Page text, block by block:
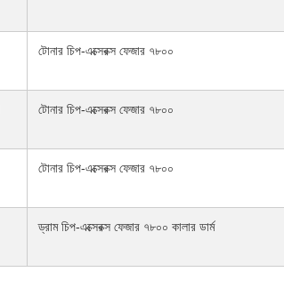
টোনার চিপ-এক্সেরক্স ফেজার ৭৮০০
টোনার চিপ-এক্সেরক্স ফেজার ৭৮০০
টোনার চিপ-এক্সেরক্স ফেজার ৭৮০০
ড্রাম চিপ-এক্সেরক্স ফেজার ৭৮০০ কালার ডার্ম